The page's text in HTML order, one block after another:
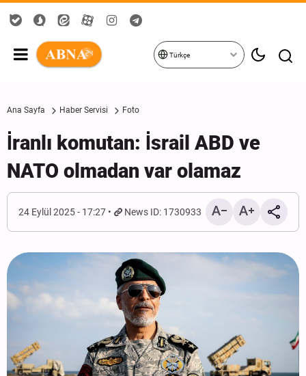
Türkçe
Ana Sayfa Haber Servisi Foto
İranlı komutan: İsrail ABD ve
NATO olmadan var olamaz
24 Eylül 2025 - 17:27 News ID: 1730933